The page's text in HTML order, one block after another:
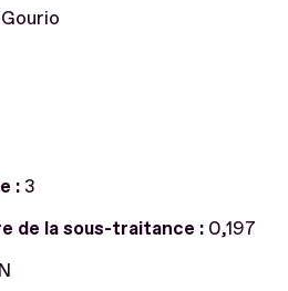
: 3
de la sous-traitance : 0,197